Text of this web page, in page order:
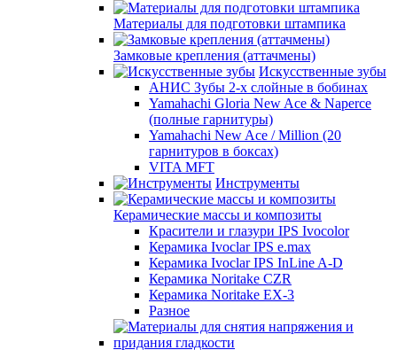
Материалы для подготовки штампика
Замковые крепления (аттачмены)
Искусственные зубы
АНИС Зубы 2-х слойные в бобинах
Yamahachi Gloria New Ace & Naperce
(полные гарнитуры)
Yamahachi New Ace / Million (20
гарнитуров в боксах)
VITA MFT
Инструменты
Керамические массы и композиты
Красители и глазури IPS Ivocolor
Керамика Ivoclar IPS e.max
Керамика Ivoclar IPS InLine A-D
Керамика Noritake CZR
Керамика Noritake EX-3
Разное